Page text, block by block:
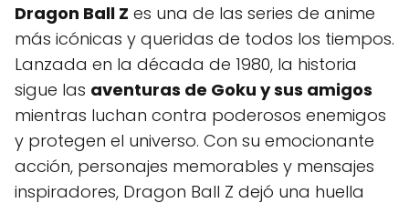
Dragon Ball Z es una de las series de anime
más icónicas y queridas de todos los tiempos.
Lanzada en la década de 1980, la historia
sigue las aventuras de Goku y sus amigos
mientras luchan contra poderosos enemigos
y protegen el universo. Con su emocionante
acción, personajes memorables y mensajes
inspiradores, Dragon Ball Z dejó una huella